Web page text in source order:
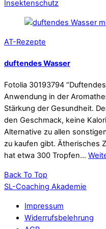
Insektenschutz
AT-Rezepte
duftendes Wasser
Fotolia 30193794
Anwendung in der
Stärkung der Gesundheit.
den Geschmack, keine
Alternative zu allen
zu kaufen gibt. Ätherisches
hat etwa 300 Tropfen…
Back To Top
SL-Coaching Akademie
Impressum
Widerrufsbelehrung